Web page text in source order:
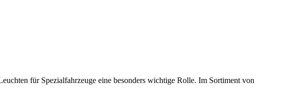
für Spezialfahrzeuge eine besonders wichtige Rolle. Im Sortiment von